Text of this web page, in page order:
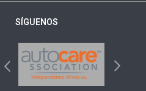
SÍGUENOS